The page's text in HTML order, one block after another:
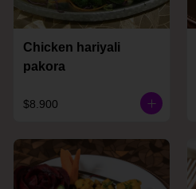
Chicken hariyali
pakora
$8.900